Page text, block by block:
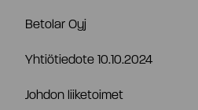
Betolar Oyj
Yhtiötiedote 10.10.2024
Johdon liiketoimet